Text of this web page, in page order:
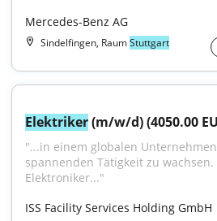
Mercedes-Benz AG
Sindelfingen, RaumStuttgart
Elektriker (m/w/d) (4050.00
"...in einem globalen
spannenden Tätigkeit zu wachsen.
Elektroniker..."
ISS Facility Services Holding GmbH